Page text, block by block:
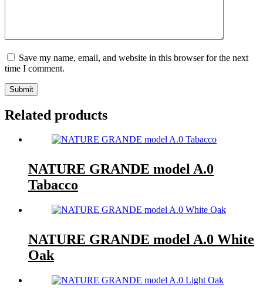
Save my name, email, and website in this browser for the next
time I comment.
Submit
Related products
NATURE GRANDE model A.0
Tabacco
NATURE GRANDE model A.0 White
Oak